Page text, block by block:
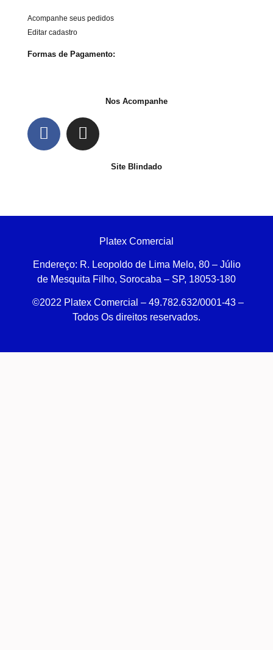
Acompanhe seus pedidos
Editar cadastro
Formas de Pagamento:
Nos Acompanhe
Site Blindado
Platex Comercial
Endereço: R. Leopoldo de Lima Melo, 80 – Júlio
de Mesquita Filho, Sorocaba – SP, 18053-180
©2022 Platex Comercial – 49.782.632/0001-43 –
Todos Os direitos reservados.